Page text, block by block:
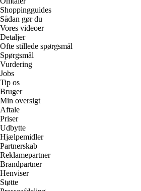
Shoppingguides
Sådan gør du
Vores videoer
Detaljer
Ofte stillede spørgsmål
Spørgsmål
Vurdering
Jobs
Tip os
Bruger
Min oversigt
Aftale
Priser
Udbytte
Hjælpemidler
Partnerskab
Reklamepartner
Brandpartner
Henviser
Støtte